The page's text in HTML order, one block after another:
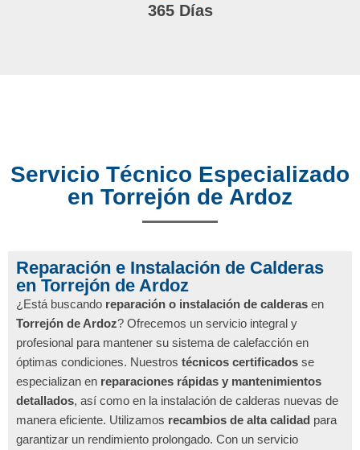
365 Días
Servicio Técnico Especializado
en Torrejón de Ardoz
Reparación e Instalación de Calderas
en Torrejón de Ardoz
¿Está buscando reparación o instalación de calderas en
Torrejón de Ardoz? Ofrecemos un servicio integral y
profesional para mantener su sistema de calefacción en
óptimas condiciones. Nuestros técnicos certificados se
especializan en reparaciones rápidas y mantenimientos
detallados, así como en la instalación de calderas nuevas de
manera eficiente. Utilizamos recambios de alta calidad para
garantizar un rendimiento prolongado. Con un servicio